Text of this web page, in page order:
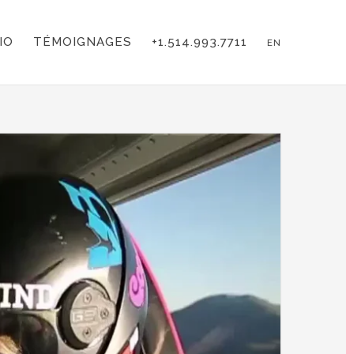
TÉMOIGNAGES +1.514.993.7711 EN